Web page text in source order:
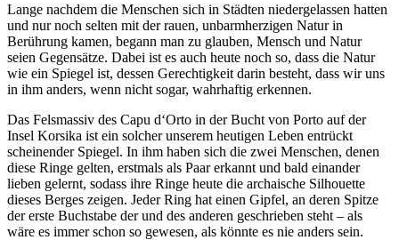
Lange nachdem die Menschen sich in Städten niedergelassen hatten
und nur noch selten mit der rauen, unbarmherzigen Natur in
Berührung kamen, begann man zu glauben, Mensch und Natur
seien Gegensätze. Dabei ist es auch heute noch so, dass die Natur
wie ein Spiegel ist, dessen Gerechtigkeit darin besteht, dass wir uns
in ihm anders, wenn nicht sogar, wahrhaftig erkennen.
Das Felsmassiv des Capu d‘Orto in der Bucht von Porto auf der
Insel Korsika ist ein solcher unserem heutigen Leben entrückt
scheinender Spiegel. In ihm haben sich die zwei Menschen, denen
diese Ringe gelten, erstmals als Paar erkannt und bald einander
lieben gelernt, sodass ihre Ringe heute die archaische Silhouette
dieses Berges zeigen. Jeder Ring hat einen Gipfel, an deren Spitze
der erste Buchstabe der und des anderen geschrieben steht – als
wäre es immer schon so gewesen, als könnte es nie anders sein.